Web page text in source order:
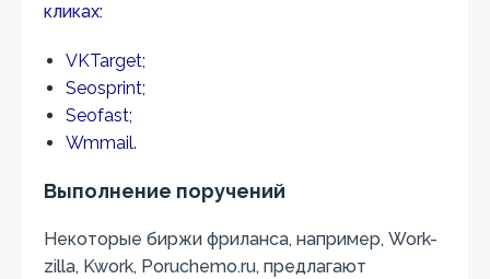
кликах:
VKTarget;
Seosprint;
Seofast;
Wmmail.
Выполнение поручений
Некоторые биржи фриланса, например, Work-
zilla, Kwork, Poruchemo.ru, предлагают